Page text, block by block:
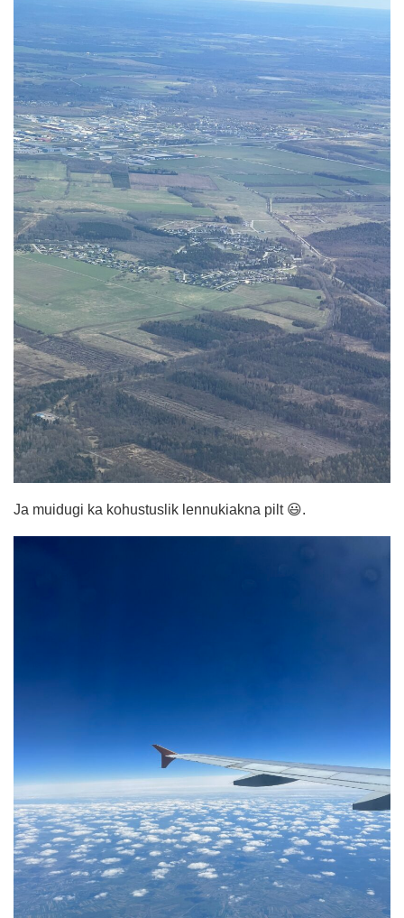
Ja muidugi ka kohustuslik lennukiakna pilt 😃.